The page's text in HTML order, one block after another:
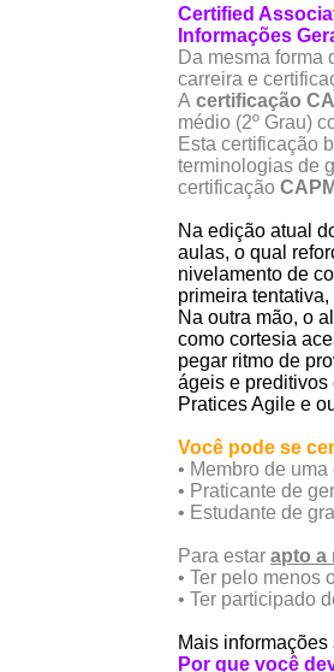
Certified
Informações
Da mesma forma
carreira e
A certificação
médio (2º Grau)
Esta certificação
terminologias de
certificação
Na edição atual
aulas, o qual
nivelamento de
primeira
Na outra mão, o
como cortesia
pegar ritmo de
ágeis e preditivos
Pratices Agile e
Você pode se
• Membro de
• Praticante de
• Estudante de
Para estar apto a
• Ter pelo menos
• Ter participado
Mais
Por que você